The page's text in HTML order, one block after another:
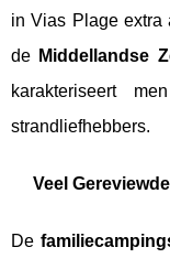
in Vias Plage extra
de Middellandse
karakteriseert
strandliefhebbers.
Veel
De